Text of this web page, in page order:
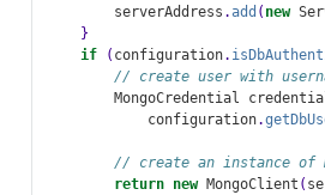
serverAddress .add ( new
}
if
( configuration.
// create user with
MongoCredential
configuration.
// create an instance of
return new MongoClient (